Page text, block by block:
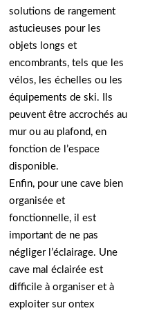
solutions de rangement
astucieuses pour les
objets longs et
encombrants, tels que les
vélos, les échelles ou les
équipements de ski. Ils
peuvent être accrochés au
mur ou au plafond, en
fonction de l’espace
disponible.
Enfin, pour une cave bien
organisée et
fonctionnelle, il est
important de ne pas
négliger l’éclairage. Une
cave mal éclairée est
difficile à organiser et à
exploiter sur ontex